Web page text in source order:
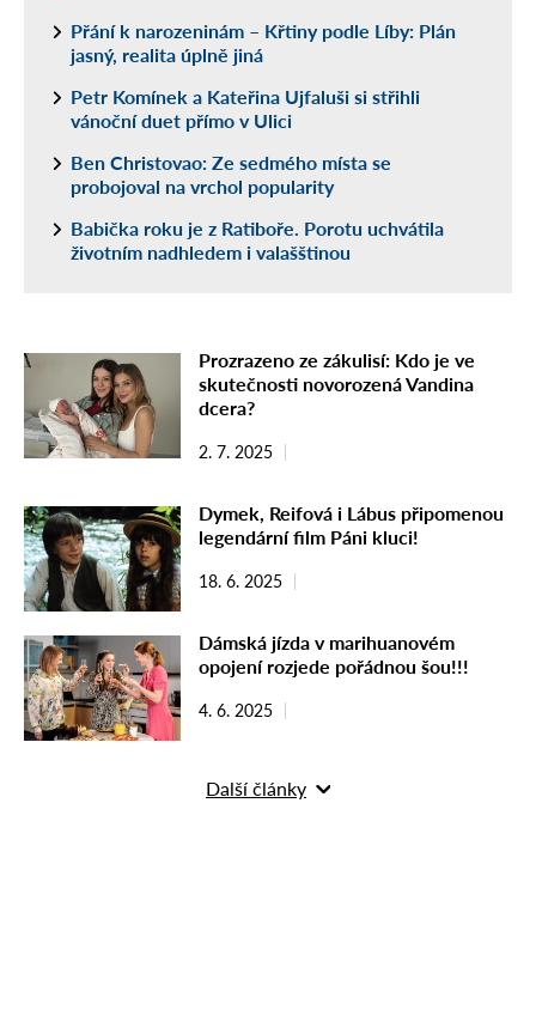
Přání k narozeninám – Křtiny podle Líby: Plán
jasný, realita úplně jiná
Petr Komínek a Kateřina Ujfaluši si střihli
vánoční duet přímo v Ulici
Ben Christovao: Ze sedmého místa se
probojoval na vrchol popularity
Babička roku je z Ratiboře. Porotu uchvátila
životním nadhledem i valašštinou
Prozrazeno ze zákulisí: Kdo je ve
skutečnosti novorozená Vandina
dcera?
2. 7. 2025
Dymek, Reifová i Lábus připomenou
legendární film Páni kluci!
18. 6. 2025
Dámská jízda v marihuanovém
opojení rozjede pořádnou šou!!!
4. 6. 2025
Další články